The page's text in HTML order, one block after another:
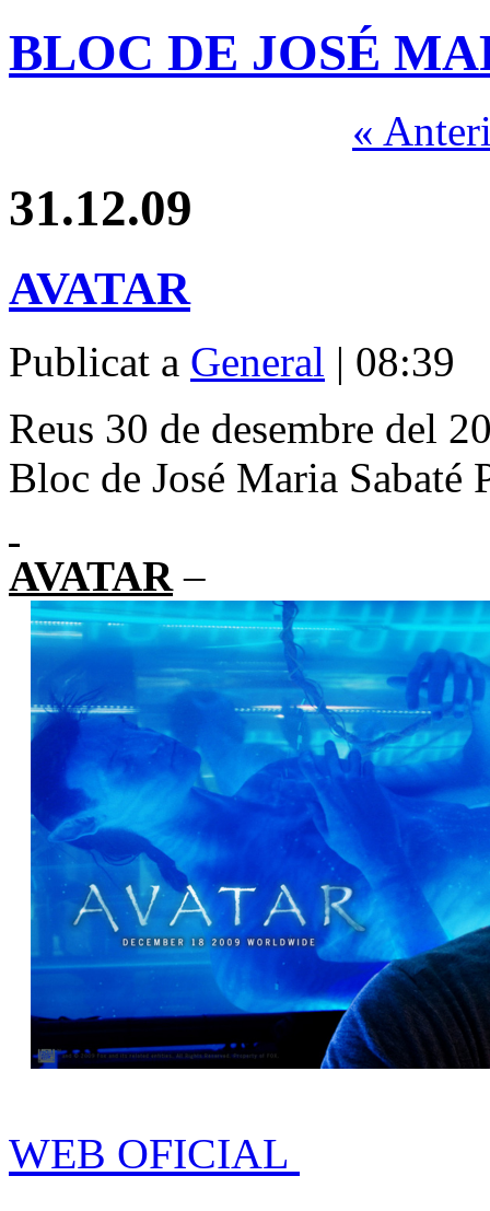
BLOC DE JOSÉ
«
31.12.09
AVATAR
Publicat a General | 08:39
Reus 30 de desembre del
Bloc de José Maria Sabaté
AVATAR–
WEB OFICIAL